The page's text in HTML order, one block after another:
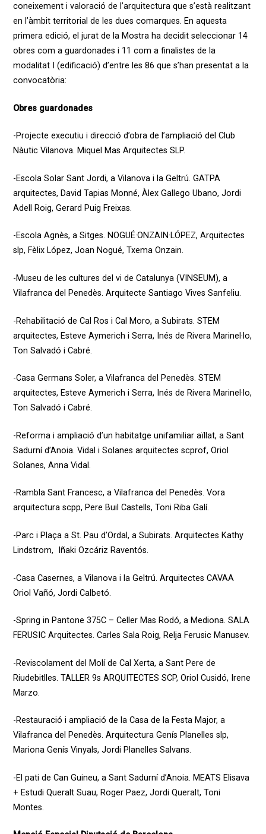
coneixement i valoració de l’arquitectura que s’està realitzant
en l’àmbit territorial de les dues comarques. En aquesta
primera edició, el jurat de la Mostra ha decidit seleccionar 14
obres com a guardonades i 11 com a finalistes de la
modalitat I (edificació) d’entre les 86 que s’han presentat a la
convocatòria:
Obres guardonades
-Projecte executiu i direcció d’obra de l’ampliació del Club
Nàutic Vilanova. Miquel Mas Arquitectes SLP.
-Escola Solar Sant Jordi, a Vilanova i la Geltrú. GATPA
arquitectes, David Tapias Monné, Àlex Gallego Ubano, Jordi
Adell Roig, Gerard Puig Freixas.
-Escola Agnès, a Sitges. NOGUÉ·ONZAIN·LÓPEZ, Arquitectes
slp, Fèlix López, Joan Nogué, Txema Onzain.
-Museu de les cultures del vi de Catalunya (VINSEUM), a
Vilafranca del Penedès. Arquitecte Santiago Vives Sanfeliu.
-Rehabilitació de Cal Ros i Cal Moro, a Subirats. STEM
arquitectes, Esteve Aymerich i Serra, Inés de Rivera Marinel·lo,
Ton Salvadó i Cabré.
-Casa Germans Soler, a Vilafranca del Penedès. STEM
arquitectes, Esteve Aymerich i Serra, Inés de Rivera Marinel·lo,
Ton Salvadó i Cabré.
-Reforma i ampliació d’un habitatge unifamiliar aïllat, a Sant
Sadurní d’Anoia. Vidal i Solanes arquitectes scprof, Oriol
Solanes, Anna Vidal.
-Rambla Sant Francesc, a Vilafranca del Penedès. Vora
arquitectura scpp, Pere Buil Castells, Toni Riba Galí.
-Parc i Plaça a St. Pau d’Ordal, a Subirats. Arquitectes Kathy
Lindstrom, Iñaki Ozcáriz Raventós.
-Casa Casernes, a Vilanova i la Geltrú. Arquitectes CAVAA
Oriol Vañó, Jordi Calbetó.
-Spring in Pantone 375C – Celler Mas Rodó, a Mediona. SALA
FERUSIC Arquitectes. Carles Sala Roig, Relja Ferusic Manusev.
-Reviscolament del Molí de Cal Xerta, a Sant Pere de
Riudebitlles. TALLER 9s ARQUITECTES SCP, Oriol Cusidó, Irene
Marzo.
-Restauració i ampliació de la Casa de la Festa Major, a
Vilafranca del Penedès. Arquitectura Genís Planelles slp,
Mariona Genís Vinyals, Jordi Planelles Salvans.
-El pati de Can Guineu, a Sant Sadurní d’Anoia. MEATS Elisava
+ Estudi Queralt Suau, Roger Paez, Jordi Queralt, Toni
Montes.